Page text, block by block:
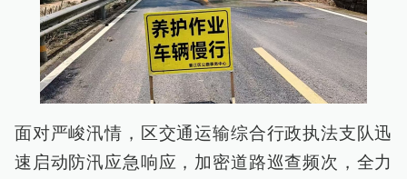
面对严峻汛情，区交通运输综合行政执法支队迅
速启动防汛应急响应，加密道路巡查频次，全力